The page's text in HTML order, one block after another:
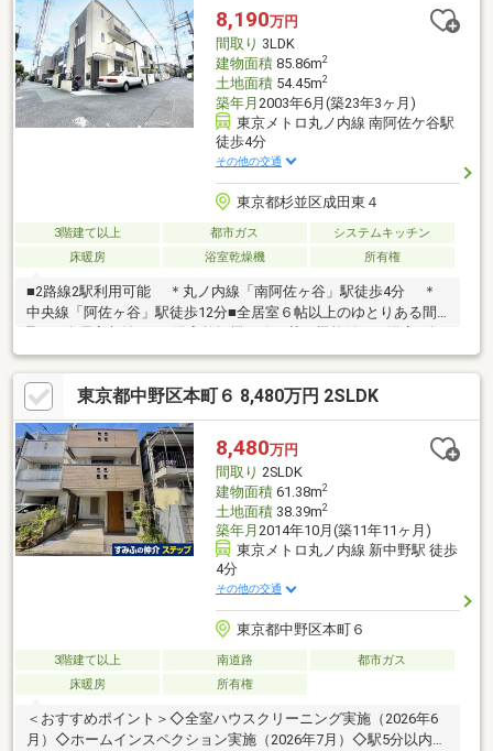
す。ご希望の際は、ケーコーポレーション売買事業部03-6865-
1151迄 お気軽にお問い合わせ下さい。
8,190万円
間取り 3LDK
建物面積85.86m2
土地面積54.45m2
築年月 2003年6月(築23年3ヶ月)
東京メトロ丸ノ内線 南阿佐ケ谷駅
徒歩4分
その他の交通
東京都杉並区成田東４
3階建て以上 都市ガス
システムキッチン
床暖房
浴室乾燥機 所有権
■2路線2駅利用可能 ＊丸ノ内線「南阿佐ヶ谷」駅徒歩4分 ＊
中央線「阿佐ヶ谷」駅徒歩12分■全居室６帖以上のゆとりある間
取り■全居室収納あり■浴室乾燥機、追い焚き機能付きの浴室■全
室2面採光 ■トイレ2か所あり■ＴＶモニター付インターホンあり
■ハイルーフ駐車場あり（※車種制限あり）【生活利便施設】阿佐
谷すずらん通り商店街（入口まで約140m・徒歩2分）阿佐ヶ谷駅
から南側（阿佐ヶ谷駅方面）へ約740m続くアーケード商店街で
す。飲食店や物販店、生活関連サービス店舗が充実しており、天
候を気にせず快適に買い物や散策を楽しめます。
東京都中野区本町６ 8,480万円 2SLDK
8,480万円
間取り 2SLDK
建物面積61.38m2
土地面積38.39m2
築年月 2014年10月(築11年11ヶ月)
東京メトロ丸ノ内線 新中野駅 徒歩
4分
その他の交通
東京都中野区本町６
3階建て以上 南道路
都市ガス
床暖房
所有権
＜おすすめポイント＞◇全室ハウスクリーニング実施（2026年6
月）◇ホームインスペクション実施（2026年7月）◇駅5分以内の